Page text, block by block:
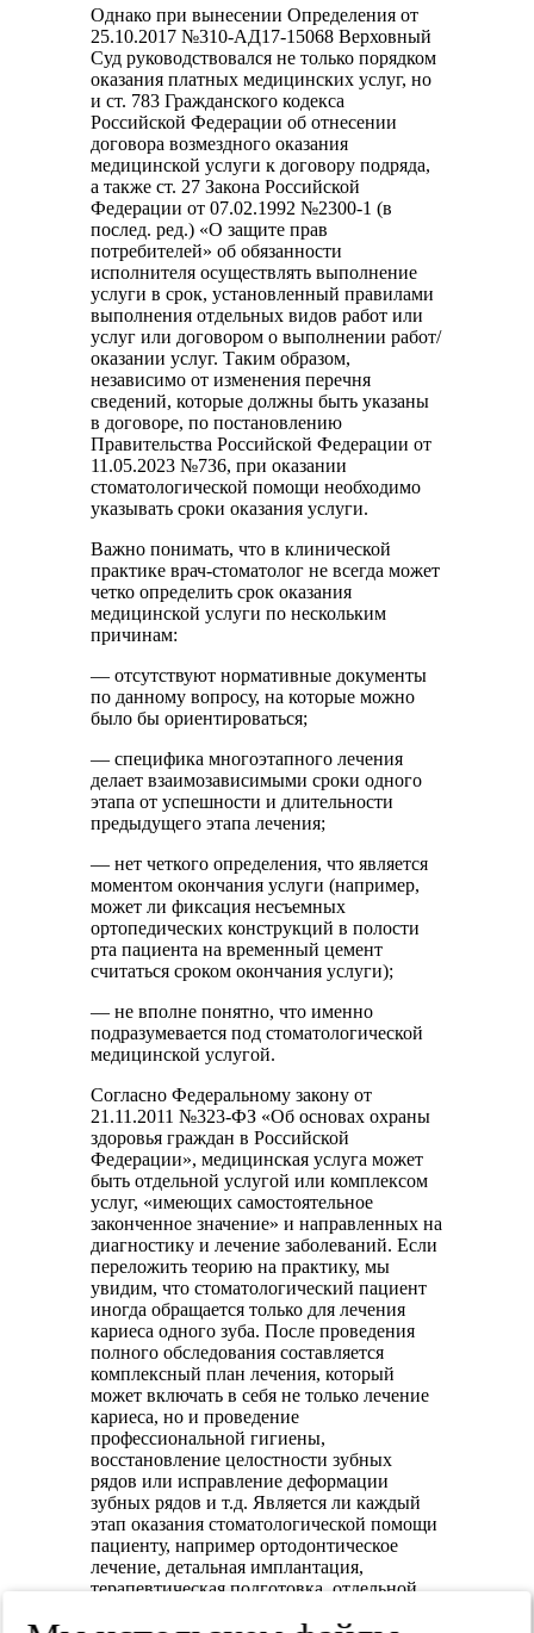
Однако при вынесении Определения от
25.10.2017 №310-АД17-15068 Верховный
Суд руководствовался не только порядком
оказания платных медицинских услуг, но
и ст. 783 Гражданского кодекса
Российской Федерации об отнесении
договора возмездного оказания
медицинской услуги к договору подряда,
а также ст. 27 Закона Российской
Федерации от 07.02.1992 №2300-1 (в
послед. ред.) «О защите прав
потребителей» об обязанности
исполнителя осуществлять выполнение
услуги в срок, установленный правилами
выполнения отдельных видов работ или
услуг или договором о выполнении работ/
оказании услуг. Таким образом,
независимо от изменения перечня
сведений, которые должны быть указаны
в договоре, по постановлению
Правительства Российской Федерации от
11.05.2023 №736, при оказании
стоматологической помощи необходимо
указывать сроки оказания услуги.
Важно понимать, что в клинической
практике врач-стоматолог не всегда может
четко определить срок оказания
медицинской услуги по нескольким
причинам:
— отсутствуют нормативные документы
по данному вопросу, на которые можно
было бы ориентироваться;
— специфика многоэтапного лечения
делает взаимозависимыми сроки одного
этапа от успешности и длительности
предыдущего этапа лечения;
— нет четкого определения, что является
моментом окончания услуги (например,
может ли фиксация несъемных
ортопедических конструкций в полости
рта пациента на временный цемент
считаться сроком окончания услуги);
— не вполне понятно, что именно
подразумевается под стоматологической
медицинской услугой.
Согласно Федеральному закону от
21.11.2011 №323-ФЗ «Об основах охраны
здоровья граждан в Российской
Федерации», медицинская услуга может
быть отдельной услугой или комплексом
услуг, «имеющих самостоятельное
законченное значение» и направленных на
диагностику и лечение заболеваний. Если
переложить теорию на практику, мы
увидим, что стоматологический пациент
иногда обращается только для лечения
кариеса одного зуба. После проведения
полного обследования составляется
комплексный план лечения, который
может включать в себя не только лечение
кариеса, но и проведение
профессиональной гигиены,
восстановление целостности зубных
рядов или исправление деформации
зубных рядов и т.д. Является ли каждый
этап оказания стоматологической помощи
пациенту, например ортодонтическое
лечение, детальная имплантация,
терапевтическая подготовка, отдельной